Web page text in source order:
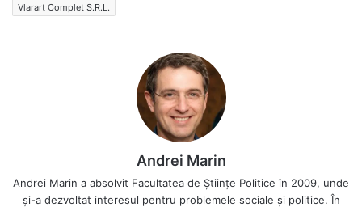
Vlarart Complet S.R.L.
Andrei Marin
Andrei Marin a absolvit Facultatea de Științe Politice în 2009, unde
și-a dezvoltat interesul pentru problemele sociale și politice. În